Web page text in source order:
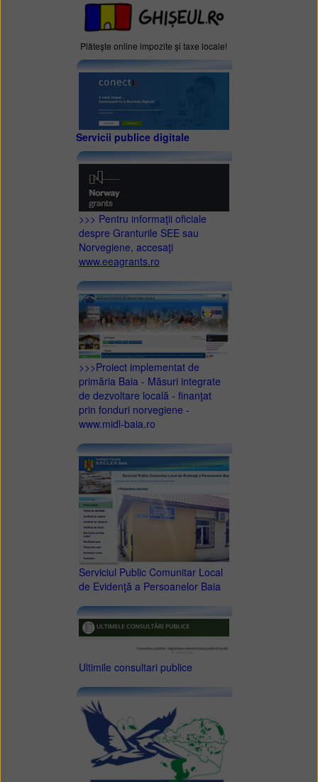
Plăteşte online impozite şi taxe locale!
Servicii publice digitale
>>> Pentru informaţii oficiale
despre Granturile SEE sau
Norvegiene, accesaţi
www.eeagrants.ro
>>>Proiect implementat de
primăria Baia - Măsuri integrate
de dezvoltare locală - finanţat
prin fonduri norvegiene -
www.midl-baia.ro
Serviciul Public Comunitar Local
de Evidenţă a Persoanelor Baia
Ultimile consultari publice